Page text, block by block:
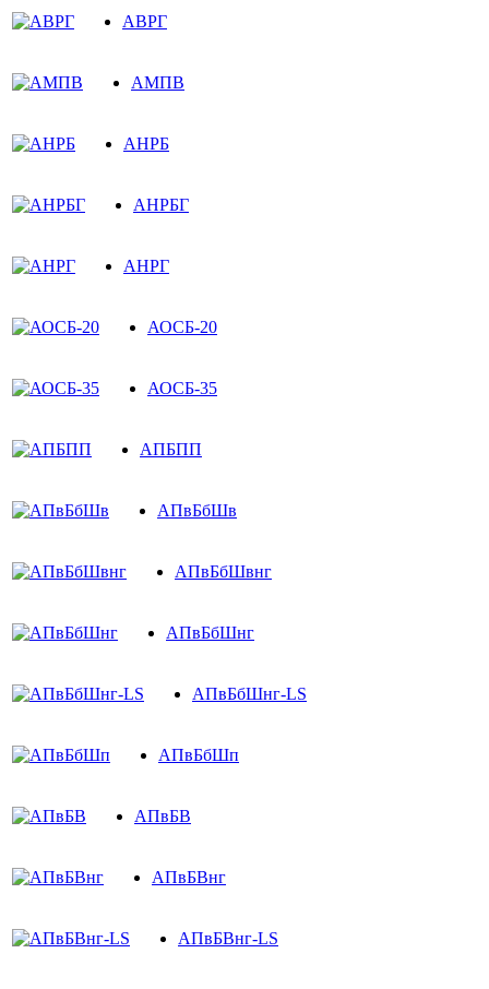
АВРГ
АМПВ
АНРБ
АНРБГ
АНРГ
АОСБ-20
АОСБ-35
АПБПП
АПвБбШв
АПвБбШвнг
АПвБбШнг
АПвБбШнг-LS
АПвБбШп
АПвБВ
АПвБВнг
АПвБВнг-LS